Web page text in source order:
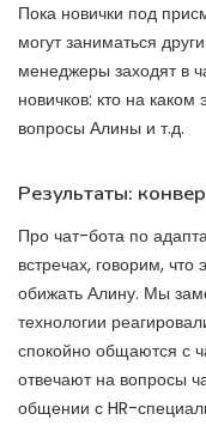
Пока новички под
могут заниматься
менеджеры заходят в
новичков: кто на
вопросы Алины и т.д.
Результаты:
Про чат-бота по
встречах, говорим,
обижать Алину. Мы
технологии
спокойно общаются с
отвечают на вопросы
общении с HR-